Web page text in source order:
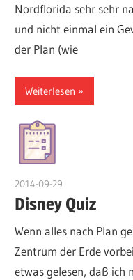
Nordflorida sehr sehr
und nicht einmal ein
der Plan (wie
Weiterlesen
2014-09-29
Disney Quiz
Wenn alles nach Plan
Zentrum der Erde
etwas gelesen, daß ich